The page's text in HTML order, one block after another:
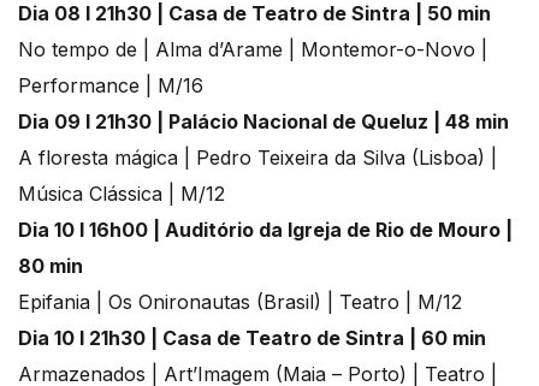
Dia 08 l 21h30 | Casa de Teatro de Sintra | 50 min
No tempo de | Alma d’Arame | Montemor-o-Novo |
Performance | M/16
Dia 09 l 21h30 | Palácio Nacional de Queluz | 48 min
A floresta mágica | Pedro Teixeira da Silva (Lisboa) |
Música Clássica | M/12
Dia 10 l 16h00 | Auditório da Igreja de Rio de Mouro |
80 min
Epifania | Os Onironautas (Brasil) | Teatro | M/12
Dia 10 l 21h30 | Casa de Teatro de Sintra | 60 min
Armazenados | Art’Imagem (Maia – Porto) | Teatro |